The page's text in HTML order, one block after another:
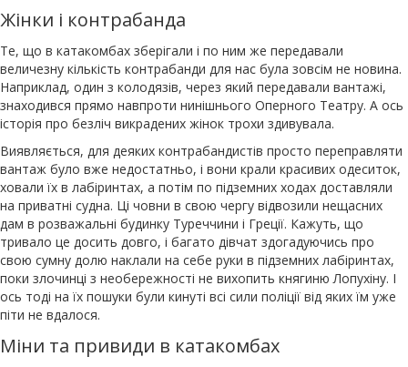
Жінки і контрабанда
Те, що в катакомбах зберігали і по ним же передавали
величезну кількість контрабанди для нас була зовсім не новина.
Наприклад, один з колодязів, через який передавали вантажі,
знаходився прямо навпроти нинішнього Оперного Театру. А ось
історія про безліч викрадених жінок трохи здивувала.
Виявляється, для деяких контрабандистів просто переправляти
вантаж було вже недостатньо, і вони крали красивих одеситок,
ховали їх в лабіринтах, а потім по підземних ходах доставляли
на приватні судна. Ці човни в свою чергу відвозили нещасних
дам в розважальні будинку Туреччини і Греції. Кажуть, що
тривало це досить довго, і багато дівчат здогадуючись про
свою сумну долю наклали на себе руки в підземних лабіринтах,
поки злочинці з необережності не вихопить княгиню Лопухіну. І
ось тоді на їх пошуки були кинуті всі сили поліції від яких їм уже
піти не вдалося.
Міни та привиди в катакомбах